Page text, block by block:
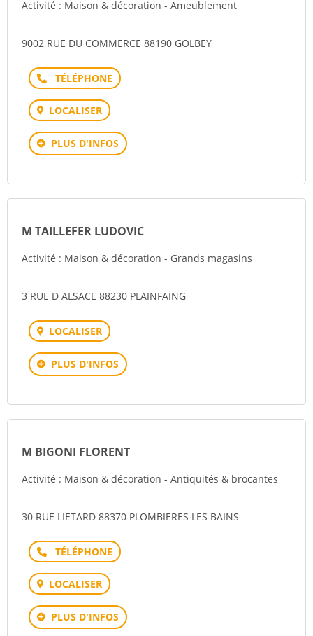
Activité : Maison & décoration - Ameublement
9002 RUE DU COMMERCE 88190 GOLBEY
Téléphone
LOCALISER
PLUS D'INFOS
M TAILLEFER LUDOVIC
Activité : Maison & décoration - Grands magasins
3 RUE D ALSACE 88230 PLAINFAING
LOCALISER
PLUS D'INFOS
M BIGONI FLORENT
Activité : Maison & décoration - Antiquités & brocantes
30 RUE LIETARD 88370 PLOMBIERES LES BAINS
Téléphone
LOCALISER
PLUS D'INFOS